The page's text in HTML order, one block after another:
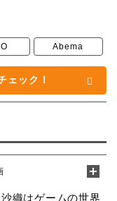
Abema
ェック！
織はゲームの世界